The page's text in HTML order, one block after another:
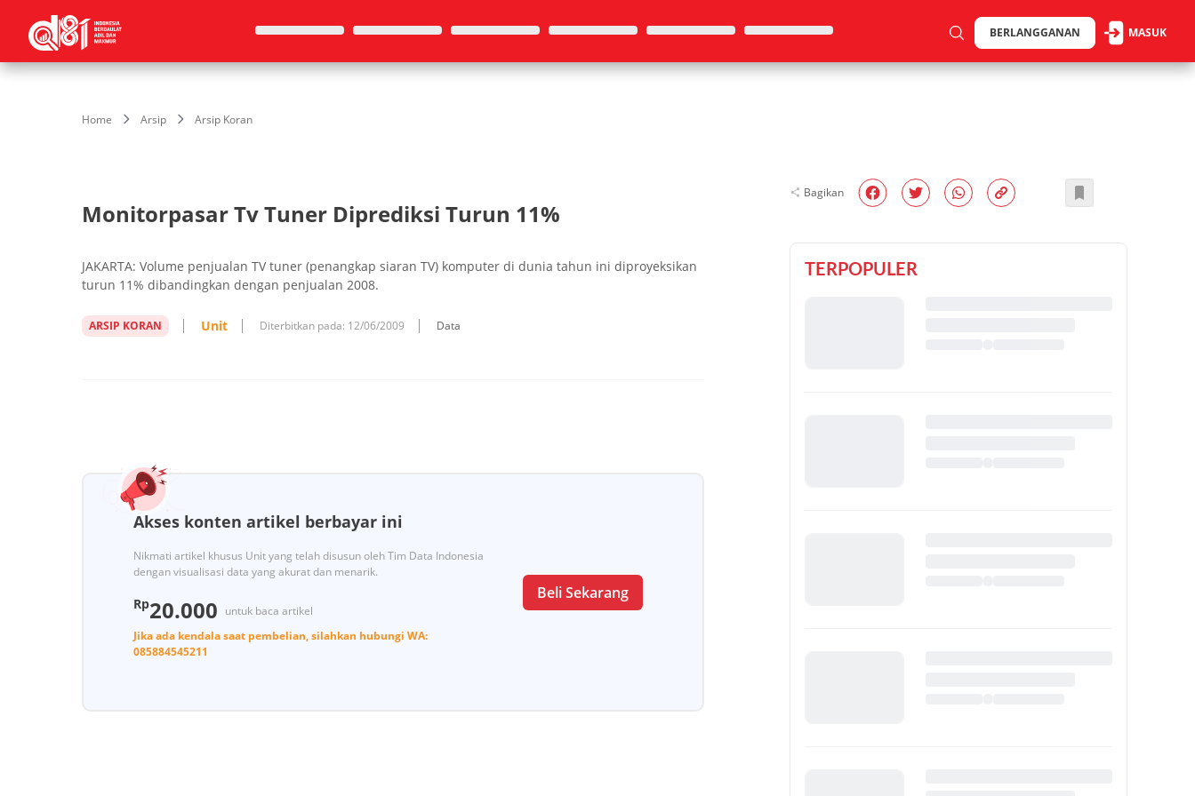
BERLANGGANAN MASUK
Home Arsip Arsip Koran
Monitorpasar Tv Tuner Diprediksi Turun 11%
JAKARTA: Volume penjualan TV tuner (penangkap siaran TV) komputer di dunia tahun ini diproyeksikan
turun 11% dibandingkan dengan penjualan 2008.
ARSIP KORAN Unit Diterbitkan pada: 12/06/2009 Data
Akses konten artikel berbayar ini
Nikmati artikel khusus Unit yang telah disusun oleh Tim Data Indonesia
dengan visualisasi data yang akurat dan menarik.
Rp20.000 untuk baca artikel
Jika ada kendala saat pembelian, silahkan hubungi WA:
085884545211
Beli Sekarang
Bagikan
TERPOPULER